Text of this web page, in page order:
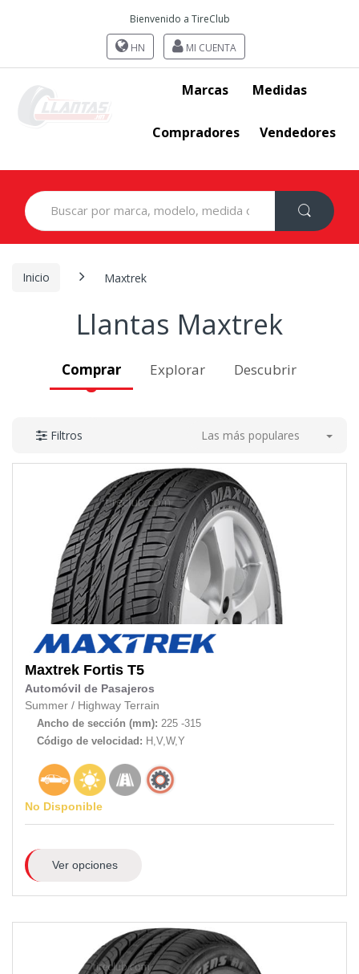
Bienvenido a TireClub
HN MI CUENTA
Marcas Medidas
Compradores Vendedores
Search
for:
Inicio Maxtrek
Llantas Maxtrek
Comprar Explorar Descubrir
Filtros Las más populares
Maxtrek Fortis T5
Automóvil de Pasajeros
Summer / Highway Terrain
Ancho de sección (mm): 225 -315
Código de velocidad: H,V,W,Y
No Disponible
Ver opciones